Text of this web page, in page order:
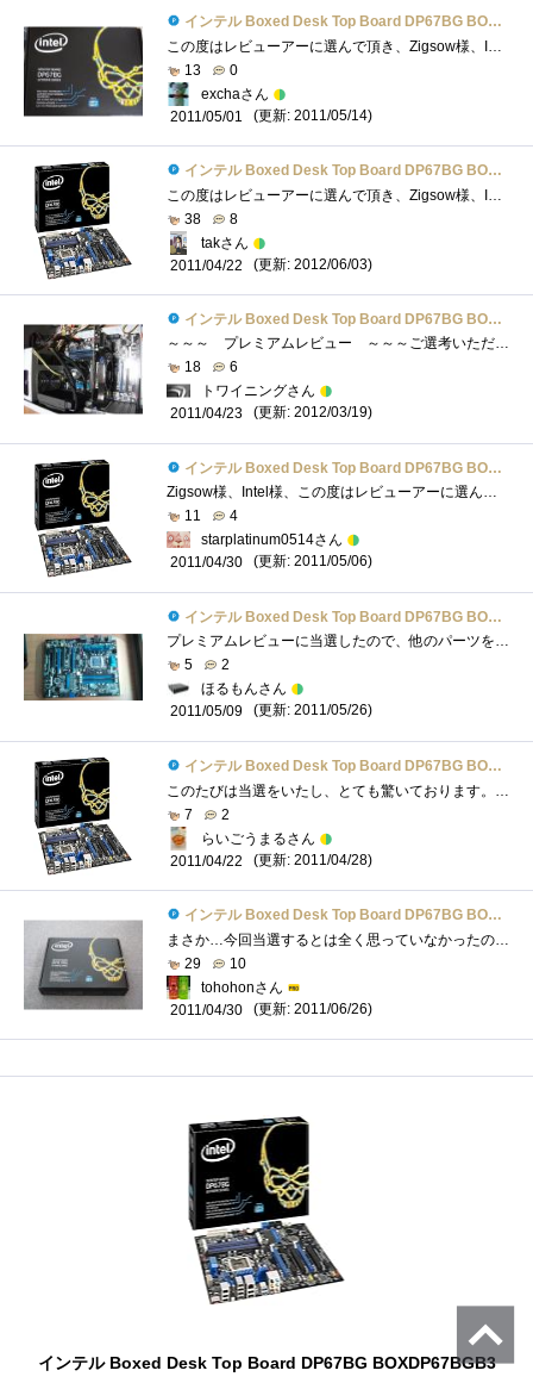
インテル Boxed Desk Top Board DP67BG BOXDP67BGB3
この度はレビューアーに選んで頂き、Zigsow様、Intel様ありがとうございました。Intelのハイエンドマザーについている「ドクロ」は有名ですが、ま�...
13
0
exchaさん
2011/05/01
(更新: 2011/05/14)
インテル Boxed Desk Top Board DP67BG BOXDP67BGB3
この度はレビューアーに選んで頂き、Zigsow様、Intel様ありがとうございました。333個目の登録でBOXDP67BGB3です。IntelのM/Bは初めてなのでその辺りも�...
38
8
takさん
2011/04/22
(更新: 2012/06/03)
インテル Boxed Desk Top Board DP67BG BOXDP67BGB3
～～～ プレミアムレビュー ～～～ご選考いただきましてありがとうございます。数日間、「BOXDP67BGB3」を使用させて頂いたレビューになります...
18
6
トワイニングさん
2011/04/23
(更新: 2012/03/19)
インテル Boxed Desk Top Board DP67BG BOXDP67BGB3
Zigsow様、Intel様、この度はレビューアーに選んで頂きましてありがとうございました。今夜は、マシンの構成のみですが・・・組終え次第、アップ...
11
4
starplatinum0514さん
2011/04/30
(更新: 2011/05/06)
インテル Boxed Desk Top Board DP67BG BOXDP67BGB3
プレミアムレビューに当選したので、他のパーツを一新してみました。【PC構成】CPU：IntelCorei7-2600KCPUCooler：クーラーマスターHyper212PlusMEM：CMX8GX3M2A...
5
2
ほるもんさん
2011/05/09
(更新: 2011/05/26)
インテル Boxed Desk Top Board DP67BG BOXDP67BGB3
このたびは当選をいたし、とても驚いております。これを機にＰＣを作り上げたいと思っております。初心ではありますが、精一杯レビューアー�...
7
2
らいごうまるさん
2011/04/22
(更新: 2011/04/28)
インテル Boxed Desk Top Board DP67BG BOXDP67BGB3
まさか…今回当選するとは全く思っていなかったのでびっくりしました。zigsow様、インテル様ありがとうございます。４月２２日（金）に到着し�...
29
10
tohohonさん
2011/04/30
(更新: 2011/06/26)
インテル Boxed Desk Top Board DP67BG BOXDP67BGB3